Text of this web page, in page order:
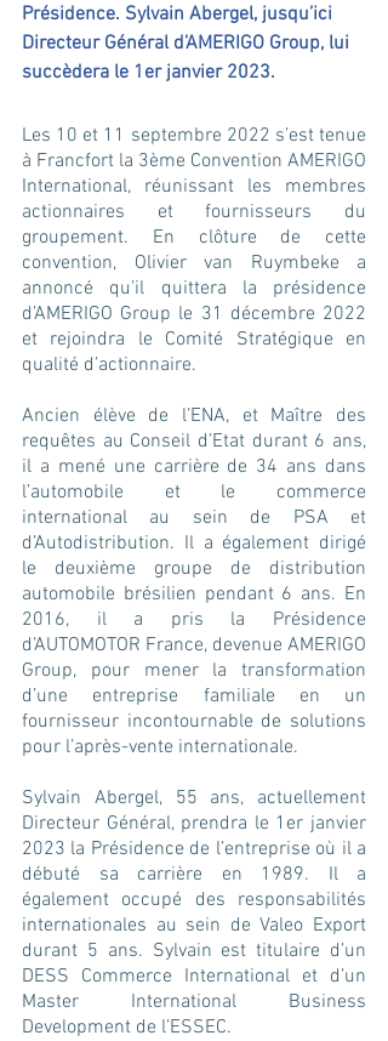
Présidence. Sylvain Abergel, jusqu’ici
Directeur Général d’AMERIGO Group, lui
succèdera le 1er janvier 2023.
Les 10 et 11 septembre 2022 s’est tenue
à Francfort la 3ème Convention AMERIGO
International, réunissant les membres
actionnaires et fournisseurs du
groupement. En clôture de cette
convention, Olivier van Ruymbeke a
annoncé qu’il quittera la présidence
d’AMERIGO Group le 31 décembre 2022
et rejoindra le Comité Stratégique en
qualité d’actionnaire.
Ancien élève de l’ENA, et Maître des
requêtes au Conseil d’Etat durant 6 ans,
il a mené une carrière de 34 ans dans
l’automobile et le commerce
international au sein de PSA et
d’Autodistribution. Il a également dirigé
le deuxième groupe de distribution
automobile brésilien pendant 6 ans. En
2016, il a pris la Présidence
d’AUTOMOTOR France, devenue AMERIGO
Group, pour mener la transformation
d’une entreprise familiale en un
fournisseur incontournable de solutions
pour l’après-vente internationale.
Sylvain Abergel, 55 ans, actuellement
Directeur Général, prendra le 1er janvier
2023 la Présidence de l’entreprise où il a
débuté sa carrière en 1989. Il a
également occupé des responsabilités
internationales au sein de Valeo Export
durant 5 ans. Sylvain est titulaire d’un
DESS Commerce International et d’un
Master International Business
Development de l’ESSEC.